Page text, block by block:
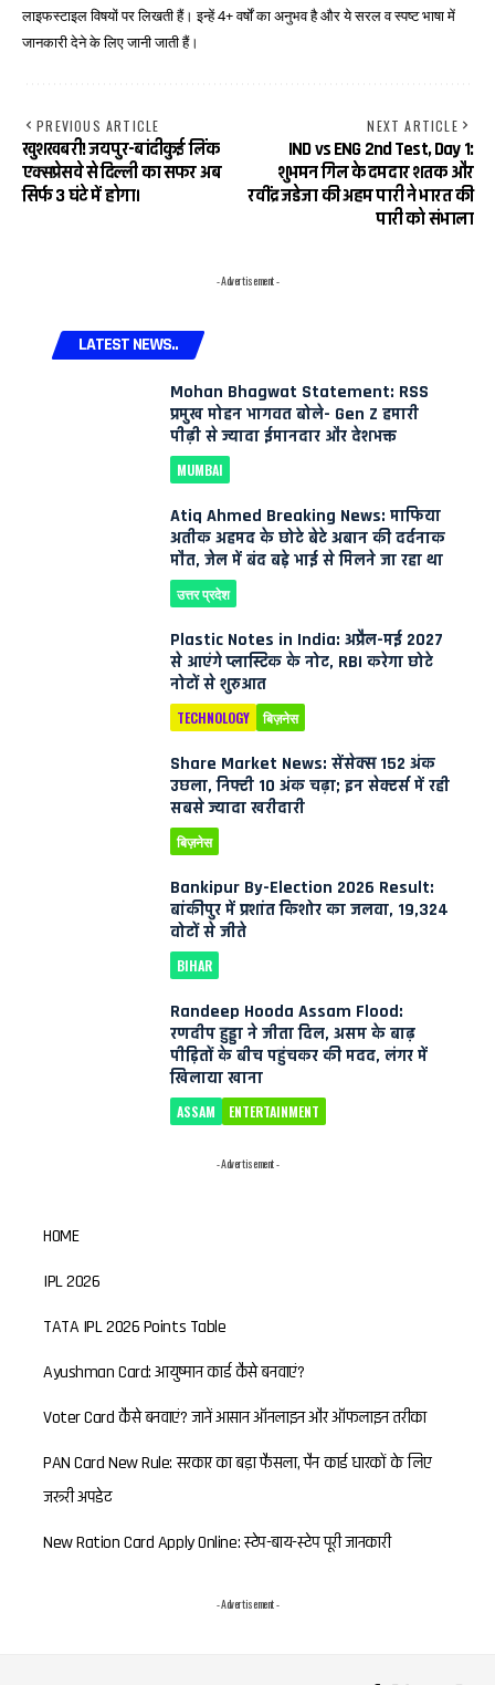
लाइफस्टाइल विषयों पर लिखती हैं। इन्हें 4+ वर्षों का अनुभव है और ये सरल व स्पष्ट भाषा में
जानकारी देने के लिए जानी जाती हैं।
PREVIOUS ARTICLE
खुशखबरी! जयपुर-बांदीकुई लिंक
एक्सप्रेसवे से दिल्ली का सफर अब
सिर्फ 3 घंटे में होगा।
NEXT ARTICLE
IND vs ENG 2nd Test, Day 1:
शुभमन गिल के दमदार शतक और
रवींद्र जडेजा की अहम पारी ने भारत की
पारी को संभाला
- Advertisement -
LATEST NEWS..
Mohan Bhagwat Statement: RSS
प्रमुख मोहन भागवत बोले- Gen Z हमारी
पीढ़ी से ज्यादा ईमानदार और देशभक्त
MUMBAI
Atiq Ahmed Breaking News: माफिया
अतीक अहमद के छोटे बेटे अबान की दर्दनाक
मौत, जेल में बंद बड़े भाई से मिलने जा रहा था
उत्तर प्रदेश
Plastic Notes in India: अप्रैल-मई 2027
से आएंगे प्लास्टिक के नोट, RBI करेगा छोटे
नोटों से शुरुआत
TECHNOLOGY बिज़नेस
Share Market News: सेंसेक्स 152 अंक
उछला, निफ्टी 10 अंक चढ़ा; इन सेक्टर्स में रही
सबसे ज्यादा खरीदारी
बिज़नेस
Bankipur By-Election 2026 Result:
बांकीपुर में प्रशांत किशोर का जलवा, 19,324
वोटों से जीते
BIHAR
Randeep Hooda Assam Flood:
रणदीप हुड्डा ने जीता दिल, असम के बाढ़
पीड़ितों के बीच पहुंचकर की मदद, लंगर में
खिलाया खाना
ASSAM ENTERTAINMENT
- Advertisement -
HOME
IPL 2026
TATA IPL 2026 Points Table
Ayushman Card: आयुष्मान कार्ड कैसे बनवाएं?
Voter Card कैसे बनवाएं? जानें आसान ऑनलाइन और ऑफलाइन तरीका
PAN Card New Rule: सरकार का बड़ा फैसला, पैन कार्ड धारकों के लिए
जरूरी अपडेट
New Ration Card Apply Online: स्टेप-बाय-स्टेप पूरी जानकारी
- Advertisement -